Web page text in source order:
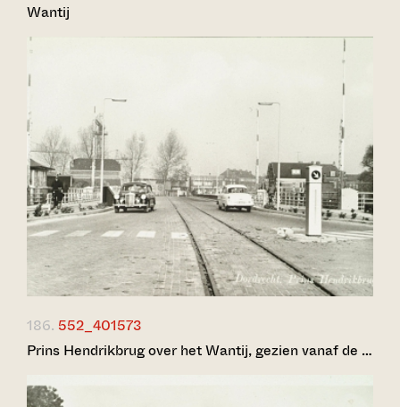
Wantij
186. 552_401573
Prins Hendrikbrug over het Wantij, gezien vanaf de …